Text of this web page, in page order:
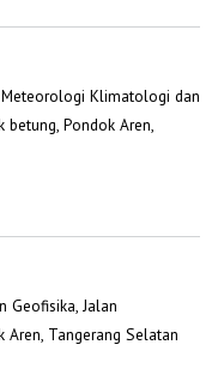
Klimatologi dan
betung, Pondok Aren,
Jalan
Aren, Tangerang Selatan